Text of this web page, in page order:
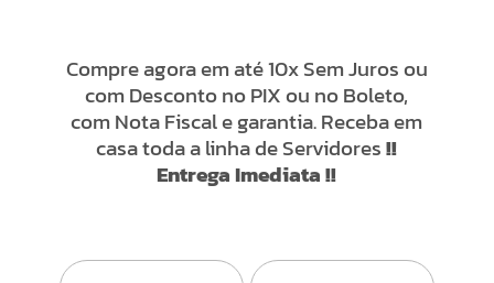
Compre agora em até 10x Sem Juros ou
com Desconto no PIX ou no Boleto,
com Nota Fiscal e garantia. Receba em
casa toda a linha de Servidores!!
Entrega Imediata !!